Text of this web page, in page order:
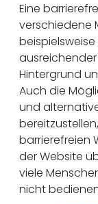
Eine
verschiedene
Hintergrund
Auch die
und
barrierefreien
der Website
viele
nicht